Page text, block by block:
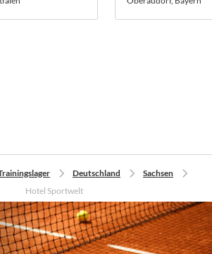
Deutschland
Sachsen
Hotel Sportwelt